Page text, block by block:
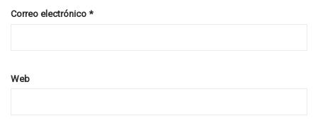
Correo electrónico *
Web